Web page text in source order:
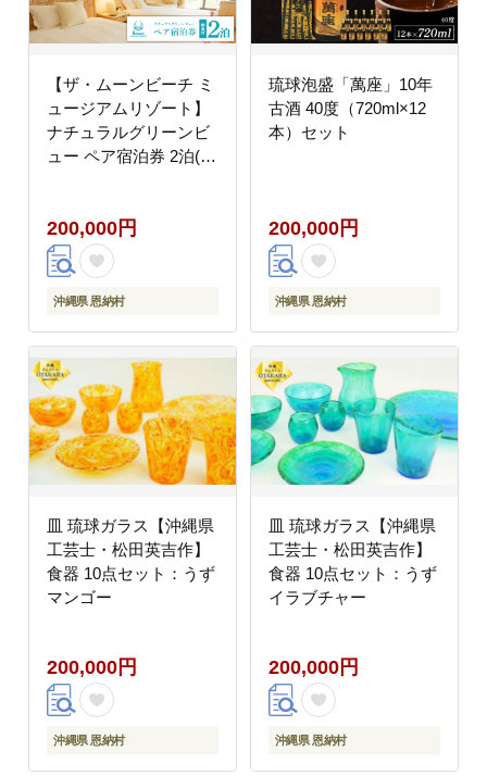
【ザ・ムーンビーチ ミ
ュージアムリゾート】
ナチュラルグリーンビ
ュー ペア宿泊券 2泊(朝
200,000円
沖縄県 恩納村
琉球泡盛「萬座」10年
古酒 40度（720ml×12
本）セット
200,000円
沖縄県 恩納村
皿 琉球ガラス【沖縄県
工芸士・松田英吉作】
食器 10点セット：うず
マンゴー
200,000円
沖縄県 恩納村
皿 琉球ガラス【沖縄県
工芸士・松田英吉作】
食器 10点セット：うず
イラブチャー
200,000円
沖縄県 恩納村